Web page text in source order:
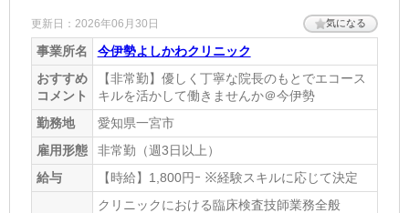
更新日：2026年06月30日 気になる
事業所名
今伊勢よしかわクリニック
おすすめ
コメント
【非常勤】優しく丁寧な院長のもとでエコース
キルを活かして働きませんか＠今伊勢
勤務地
愛知県一宮市
雇用形態
非常勤（週3日以上）
給与
【時給】1,800円ｰ ※経験スキルに応じて決定
クリニックにおける臨床検査技師業務全般